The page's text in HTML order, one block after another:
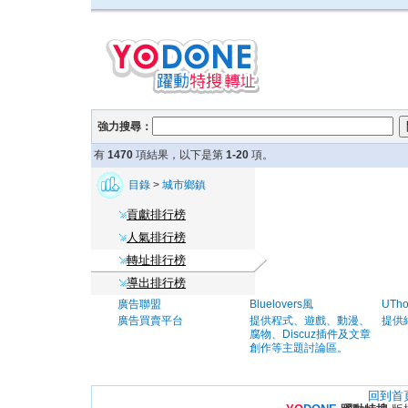
強力搜尋：
有 1470 項結果，以下是第 1-20 項。
目錄 > 城市鄉鎮
貢獻排行榜
人氣排行榜
轉址排行榜
導出排行榜
廣告聯盟
廣告買賣平台
Bluelovers風
提供程式、遊戲、動漫、
腐物、Discuz插件及文章
創作等主題討論區。
提供
回到首